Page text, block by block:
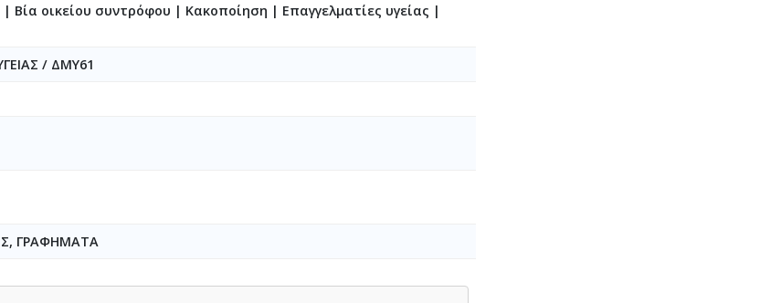
| Βία οικείου συντρόφου | Κακοποίηση | Επαγγελματίες υγείας |
/ ΔΜΥ61
ΓΡΑΦΗΜΑΤΑ